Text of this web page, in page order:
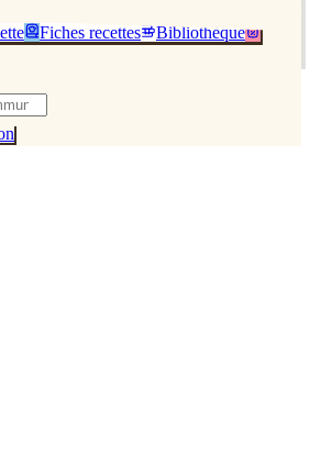
Fiches recettes
Bibliothèque